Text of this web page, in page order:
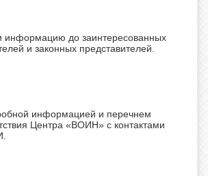
информацию до заинтересованных
и законных представителей.
информацией и перечнем
Центра «ВОИН» с контактами